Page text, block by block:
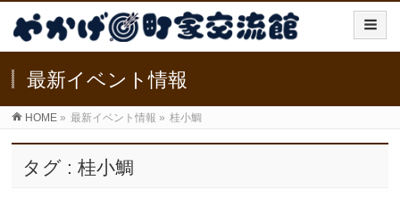
最新イベント情報
HOME » 最新イベント情報 » 桂小鯛
タグ : 桂小鯛